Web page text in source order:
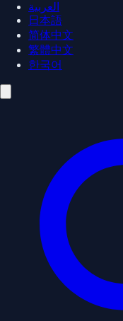
العربية
日本語
简体中文
繁體中文
한국어